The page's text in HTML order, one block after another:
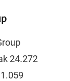
24.272